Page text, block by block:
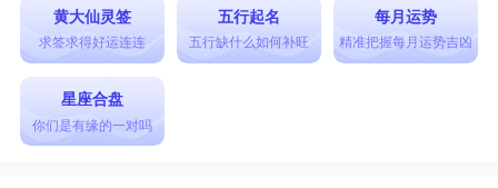
黄大仙灵签
求签求得好运连连
五行起名
五行缺什么如何补旺
每月运势
精准把握每月运势吉凶
星座合盘
你们是有缘的一对吗